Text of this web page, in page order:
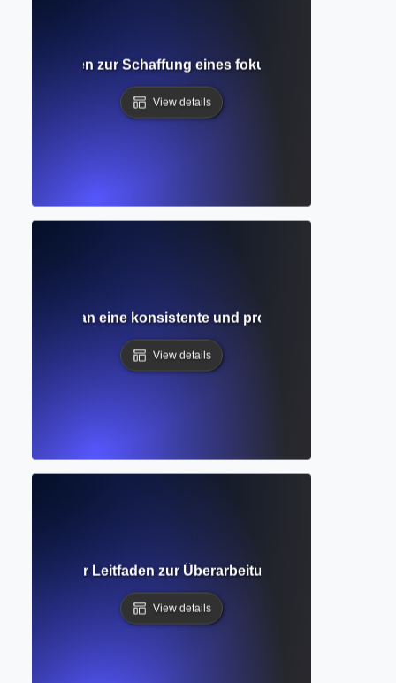
Leitfaden zur Schaffung eines fokussierten und
View details
Wie man eine konsistente und produktive
View details
Leitfaden zur Überarbeitung und
View details